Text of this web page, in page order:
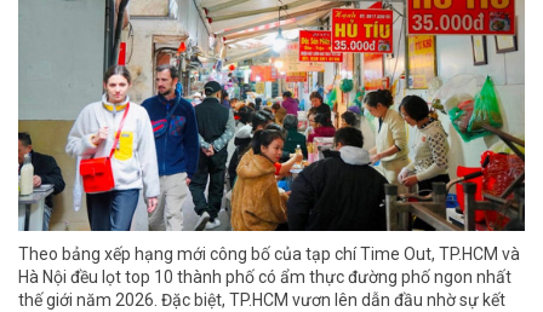
Theo bảng xếp hạng mới công bố của tạp chí Time Out, TP.HCM và
Hà Nội đều lọt top 10 thành phố có ẩm thực đường phố ngon nhất
thế giới năm 2026. Đặc biệt, TP.HCM vươn lên dẫn đầu nhờ sự kết